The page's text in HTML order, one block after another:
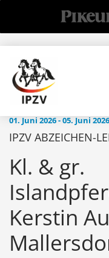
01. Juni 2026 - 05. Juni
IPZV ABZEICHEN-
Kl. & gr.
Kerstin